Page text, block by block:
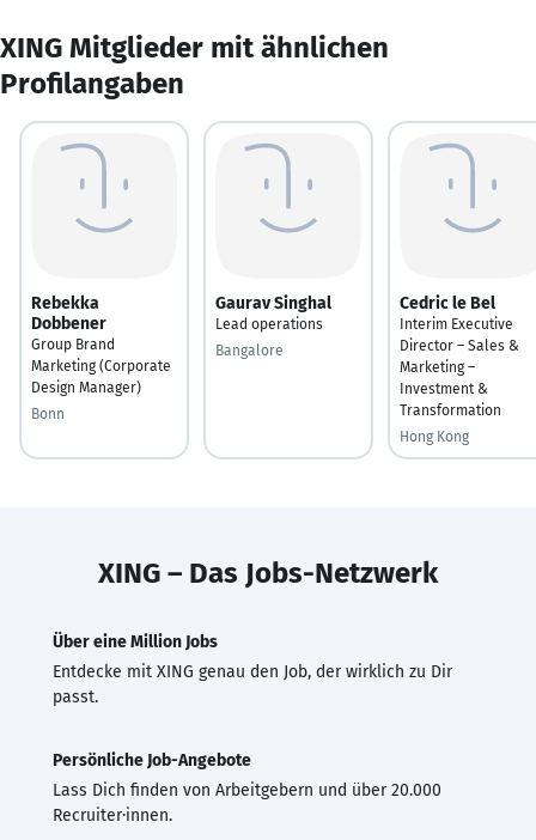
XING Mitglieder mit ähnlichen
Profilangaben
Rebekka
Dobbener
Group Brand
Marketing (Corporate
Design Manager)
Bonn
Gaurav Singhal
Lead operations
Bangalore
Cedric le Bel
Interim Executive
Director – Sales &
Marketing –
Investment &
Transformation
Hong Kong
XING – Das Jobs-Netzwerk
Über eine Million Jobs
Entdecke mit XING genau den Job, der wirklich zu Dir
passt.
Persönliche Job-Angebote
Lass Dich finden von Arbeitgebern und über 20.000
Recruiter·innen.